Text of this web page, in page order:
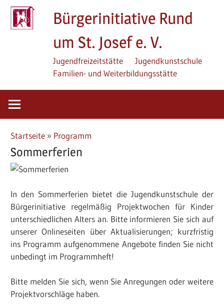
Zum
Inhalt
springen
Bürgerinitiative Rund
um St. Josef e. V.
Jugendfreizeitstätte
Jugendkunstschule
Familien- und Weiterbildungsstätte
Startseite » Programm
Sommerferien
In den Sommerferien bietet die Jugendkunstschule der
Bürgerinitiative regelmäßig Projektwochen für Kinder
unterschiedlichen Alters an. Bitte informieren Sie sich auf
unserer Onlineseiten über Aktualisierungen; kurzfristig
ins Programm aufgenommene Angebote finden Sie nicht
unbedingt im Programmheft!
Bitte melden Sie sich, wenn Sie Anregungen oder weitere
Projektvorschläge haben.